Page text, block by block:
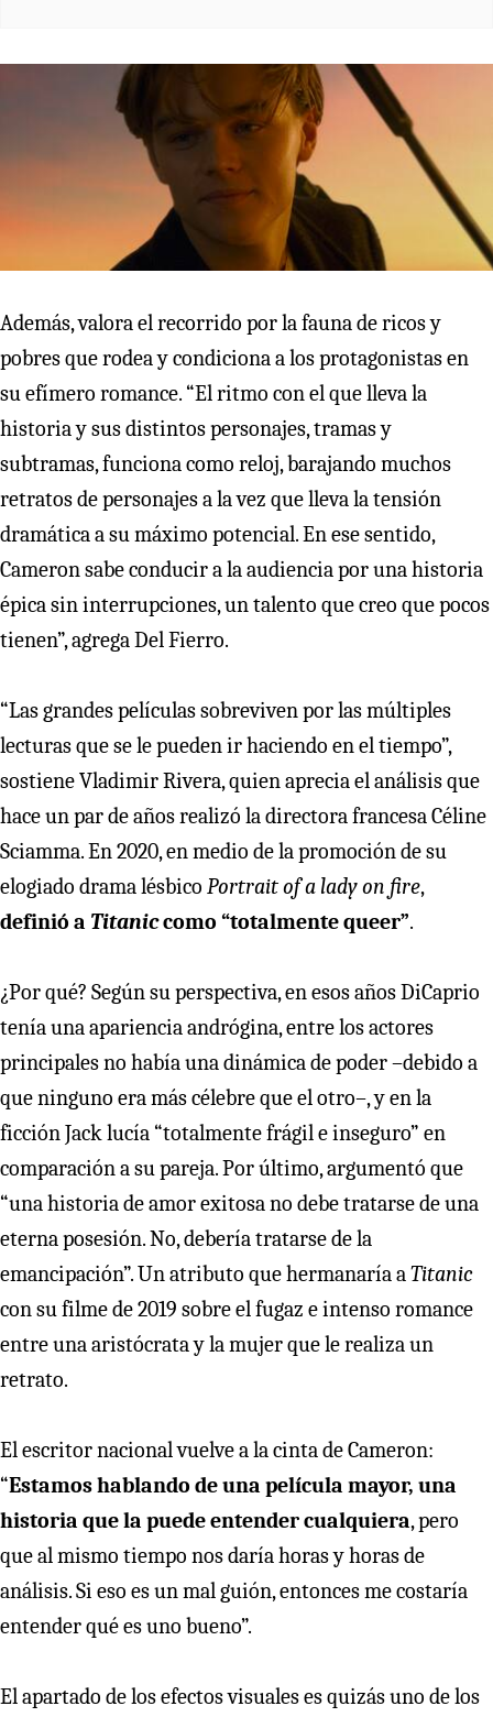
Además, valora el recorrido por la fauna de ricos y
pobres que rodea y condiciona a los protagonistas en
su efímero romance. “El ritmo con el que lleva la
historia y sus distintos personajes, tramas y
subtramas, funciona como reloj, barajando muchos
retratos de personajes a la vez que lleva la tensión
dramática a su máximo potencial. En ese sentido,
Cameron sabe conducir a la audiencia por una historia
épica sin interrupciones, un talento que creo que pocos
tienen”, agrega Del Fierro.
“Las grandes películas sobreviven por las múltiples
lecturas que se le pueden ir haciendo en el tiempo”,
sostiene Vladimir Rivera, quien aprecia el análisis que
hace un par de años realizó la directora francesa Céline
Sciamma. En 2020, en medio de la promoción de su
elogiado drama lésbico Portrait of a lady on fire,
definió a Titaniccomo “totalmente queer”.
¿Por qué? Según su perspectiva, en esos años DiCaprio
tenía una apariencia andrógina, entre los actores
principales no había una dinámica de poder –debido a
que ninguno era más célebre que el otro–, y en la
ficción Jack lucía “totalmente frágil e inseguro” en
comparación a su pareja. Por último, argumentó que
“una historia de amor exitosa no debe tratarse de una
eterna posesión. No, debería tratarse de la
emancipación”. Un atributo que hermanaría aTitanic
con su filme de 2019 sobre el fugaz e intenso romance
entre una aristócrata y la mujer que le realiza un
retrato.
El escritor nacional vuelve a la cinta de Cameron:
“Estamos hablando de una película mayor, una
historia que la puede entender cualquiera, pero
que al mismo tiempo nos daría horas y horas de
análisis. Si eso es un mal guión, entonces me costaría
entender qué es uno bueno”.
El apartado de los efectos visuales es quizás uno de los